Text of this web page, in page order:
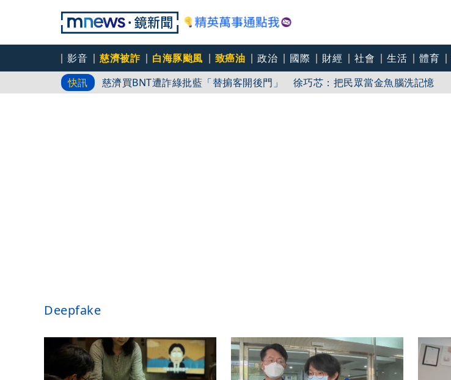
影音 慈濟被詐 白海豚颱風 致癌油 政治 國際 財經 社會 生活 體育
快訊
升格三寶媽！愷樂報平安「雙胞胎35週早產」感性發文
慈濟買BNT遭詐綠批藍「替掮客開後門」 徐巧芯：把民眾當金魚腦洗記憶
Deepfake